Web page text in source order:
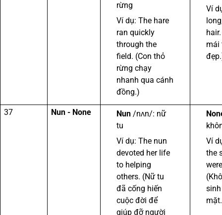
rừng
Ví dụ: The hare
ran quickly
through the
field. (Con thỏ
rừng chạy
nhanh qua cánh
đồng.)
Ví
mái
37 Nun - None Nun/nʌn/: nữ
tu
Ví dụ: The nun
devoted her life
to helping
others. (Nữ tu
đã cống hiến
cuộc đời để
giúp đỡ người
Ví
the